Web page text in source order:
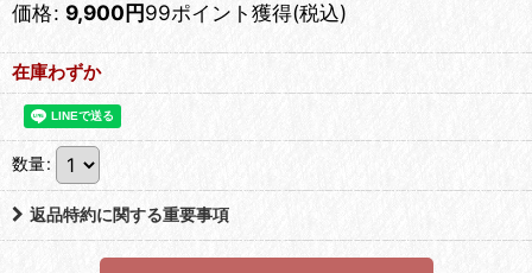
価格: 9,900円99ポイント獲得(税込)
在庫わずか
数量:
返品特約に関する重要事項